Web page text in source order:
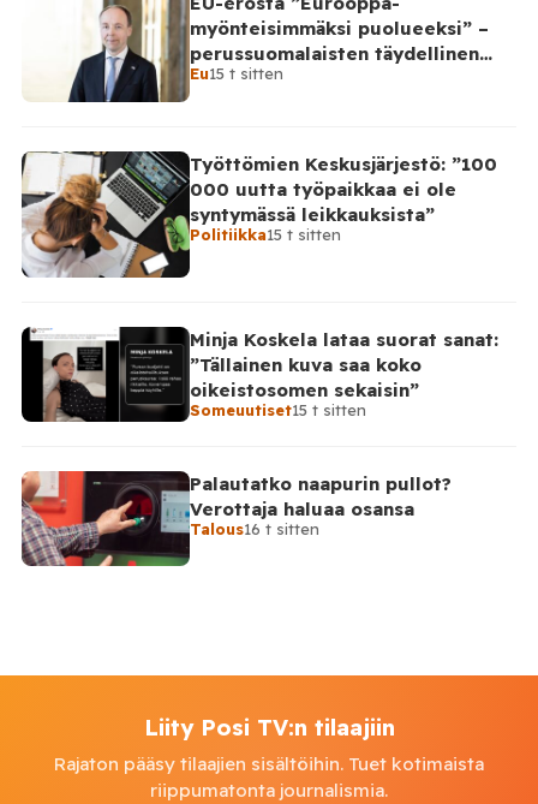
myönteisimmäksi puolueeksi” –
perussuomalaisten täydellinen
takinkääntö
Eu15 t sitten
Työttömien Keskusjärjestö: ”100
000 uutta työpaikkaa ei ole
syntymässä leikkauksista”
Politiikka15 t sitten
Minja Koskela lataa suorat sanat:
”Tällainen kuva saa koko
oikeistosomen sekaisin”
Someuutiset15 t sitten
Palautatko naapurin pullot?
Verottaja haluaa osansa
Talous16 t sitten
Liity Posi TV:n tilaajiin
Rajaton pääsy tilaajien sisältöihin. Tuet kotimaista
riippumatonta journalismia.